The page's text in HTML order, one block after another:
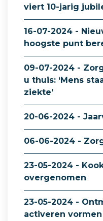
viert 10-jarig
16-07-2024 -
hoogste punt
09-07-2024 -
u thuis: ‘Mens
ziekte’
20-06-2024 -
06-06-2024 -
23-05-2024 -
overgenomen
23-05-2024 -
activeren